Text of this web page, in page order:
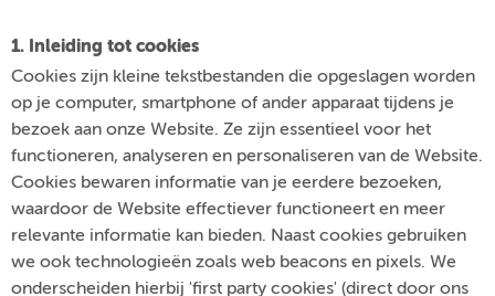
1. Inleiding tot cookies
Cookies zijn kleine tekstbestanden die opgeslagen worden
op je computer, smartphone of ander apparaat tijdens je
bezoek aan onze Website. Ze zijn essentieel voor het
functioneren, analyseren en personaliseren van de Website.
Cookies bewaren informatie van je eerdere bezoeken,
waardoor de Website effectiever functioneert en meer
relevante informatie kan bieden. Naast cookies gebruiken
we ook technologieën zoals web beacons en pixels. We
onderscheiden hierbij 'first party cookies' (direct door ons